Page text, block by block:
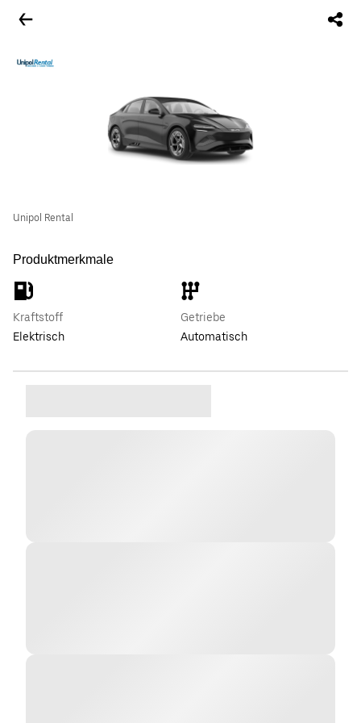
Unipol Rental
Produktmerkmale
Kraftstoff
Elektrisch
Getriebe
Automatisch